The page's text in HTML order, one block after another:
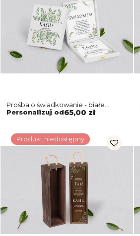
Prośba o świadkowanie - białe
puzzle Leaves Motyw 3
Personalizuj od65,00 zł
Produkt niedostępny